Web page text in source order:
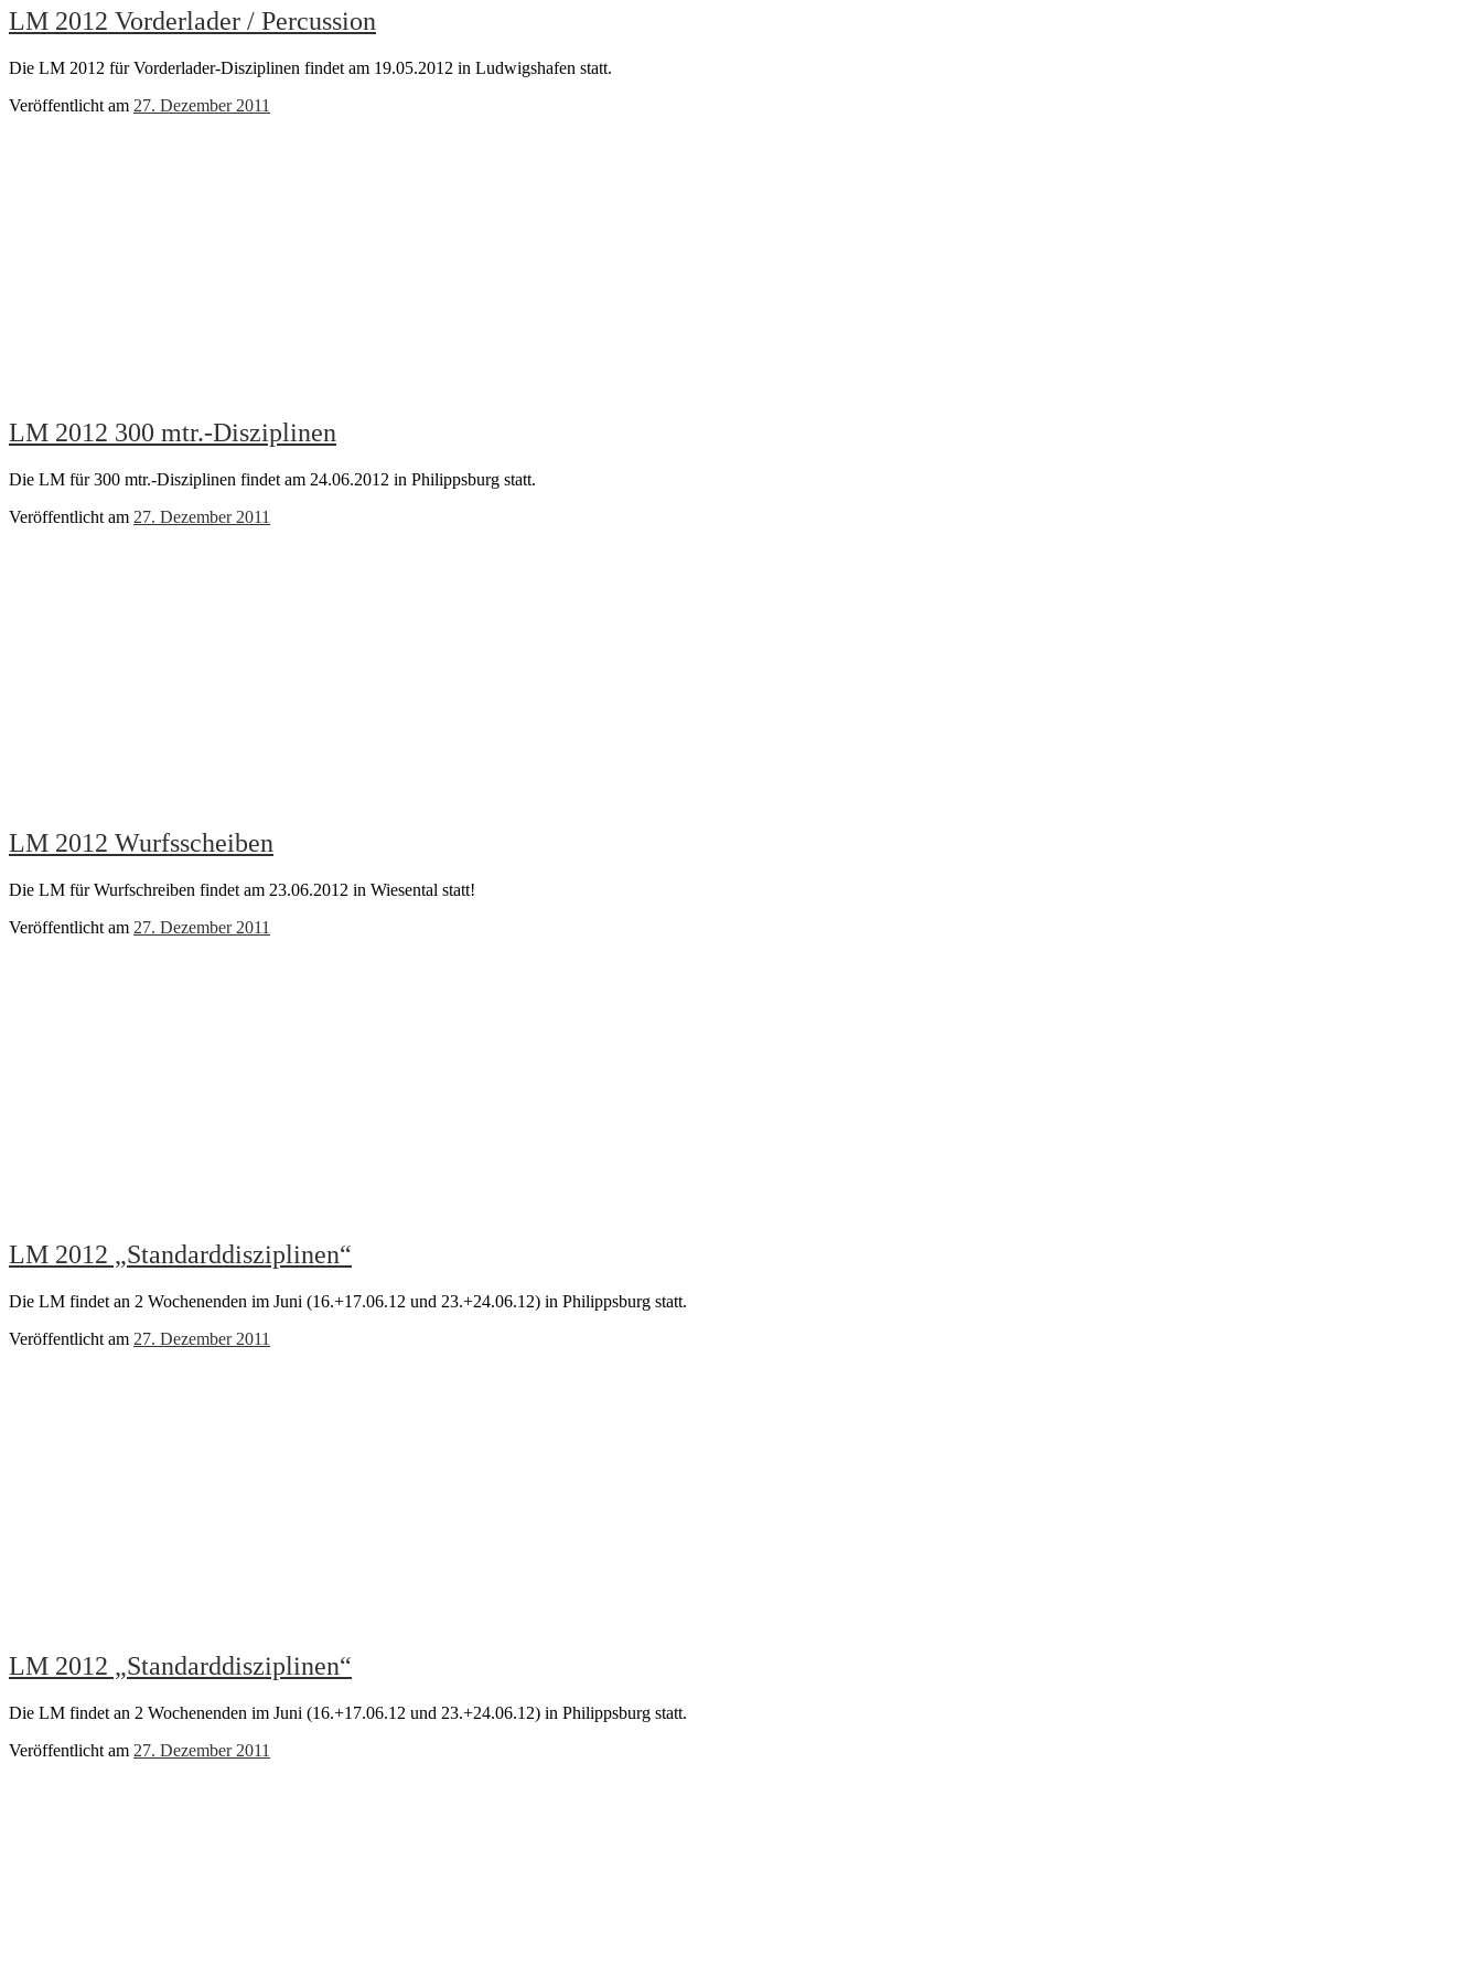
LM 2012 Vorderlader / Percussion
Die LM 2012 für Vorderlader-Disziplinen findet am 19.05.2012 in Ludwigshafen statt.
Veröffentlicht am 27. Dezember 2011
LM 2012 300 mtr.-Disziplinen
Die LM für 300 mtr.-Disziplinen findet am 24.06.2012 in Philippsburg statt.
Veröffentlicht am 27. Dezember 2011
LM 2012 Wurfsscheiben
Die LM für Wurfschreiben findet am 23.06.2012 in Wiesental statt!
Veröffentlicht am 27. Dezember 2011
LM 2012 „Standarddisziplinen“
Die LM findet an 2 Wochenenden im Juni (16.+17.06.12 und 23.+24.06.12) in Philippsburg statt.
Veröffentlicht am 27. Dezember 2011
LM 2012 „Standarddisziplinen“
Die LM findet an 2 Wochenenden im Juni (16.+17.06.12 und 23.+24.06.12) in Philippsburg statt.
Veröffentlicht am 27. Dezember 2011